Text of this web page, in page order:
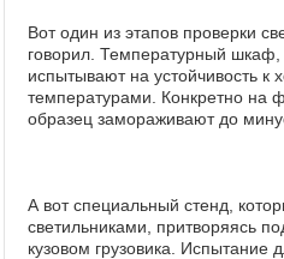
Вот один из этапов проверки
говорил. Температурный шкаф,
испытывают на устойчивость к
температурами. Конкретно на
образец замораживают до
А вот специальный стенд,
светильниками, притворяясь
кузовом грузовика. Испытание